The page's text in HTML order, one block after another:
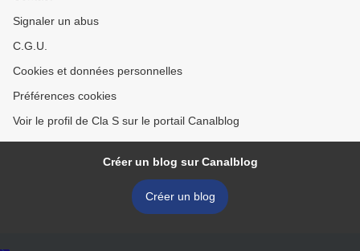
Signaler un abus
C.G.U.
Cookies et données personnelles
Préférences cookies
Voir le profil de Cla S sur le portail Canalblog
Créer un blog sur Canalblog
Créer un blog